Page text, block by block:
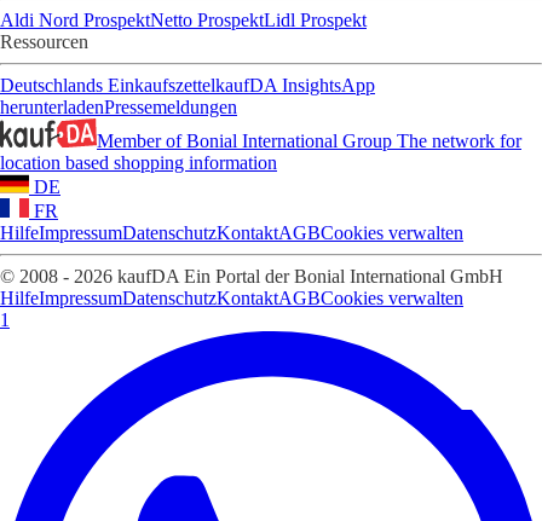
Aldi Nord ProspektNetto ProspektLidl Prospekt
Ressourcen
Deutschlands EinkaufszettelkaufDA InsightsApp
herunterladenPressemeldungen
Member of Bonial International Group The network for
location based shopping information
DE
FR
HilfeImpressumDatenschutzKontaktAGBCookies verwalten
© 2008 - 2026 kaufDA Ein Portal der Bonial International GmbH
HilfeImpressumDatenschutzKontaktAGBCookies verwalten
1